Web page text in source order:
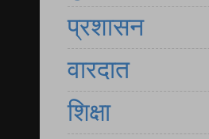
प्रशासन
वारदात
शिक्षा